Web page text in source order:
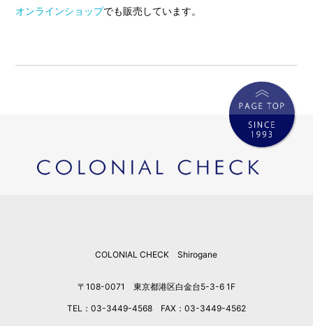
オンラインショップでも販売しています。
COLONIAL CHECK Shirogane
〒108-0071 東京都港区白金台5-3-6 1F
TEL：03-3449-4568 FAX：03-3449-4562